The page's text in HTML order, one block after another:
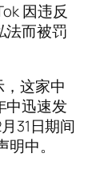
因违反
法而被罚
这家中
中迅速发
31日期间
中。